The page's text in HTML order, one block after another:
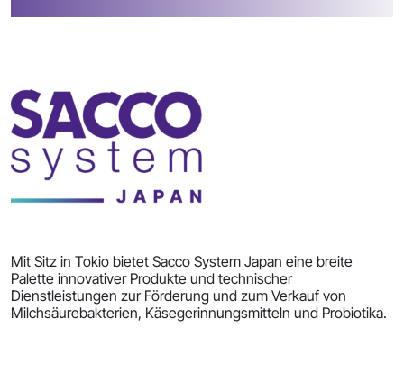
Mit Sitz in Tokio bietet Sacco System Japan eine breite
Palette innovativer Produkte und technischer
Dienstleistungen zur Förderung und zum Verkauf von
Milchsäurebakterien, Käsegerinnungsmitteln und Probiotika.